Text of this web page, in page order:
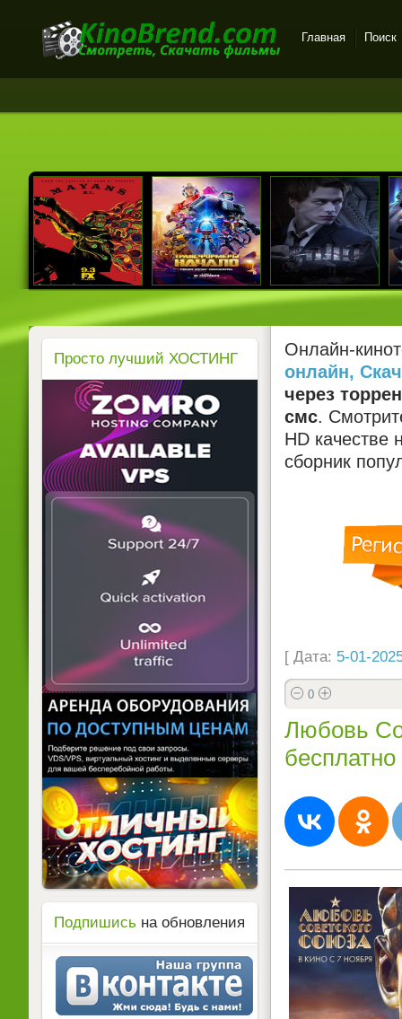
бесплатный просмотр
Главная Поиск
Онлайн-
онлайн,
через
смс.
HD качестве
сборник
[ Дата: 5-01-
0
Любовь
бесплатно
Просто лучший ХОСТИНГ
Подпишись на обновления